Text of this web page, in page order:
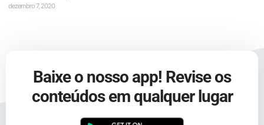
dezembro 7, 2020
Baixe o nosso app! Revise os
conteúdos em qualquer lugar